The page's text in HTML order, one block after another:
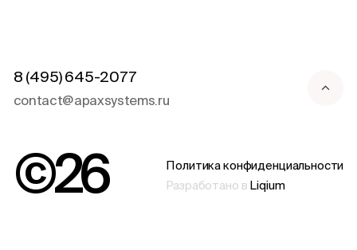
8 (495) 645-2077
contact@apaxsystems.ru
©26
Политика конфиденциальности
Разработано в Liqium